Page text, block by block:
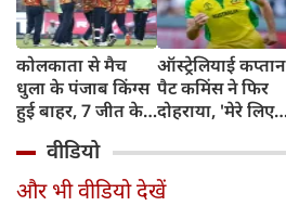
कोलकाता से मैच
धुला के पंजाब किंग्स
हुई बाहर, 7 जीत के
ऑस्ट्रेलियाई कप्तान
पैट कमिंस ने फिर
दोहराया, 'मेरे लिए
वीडियो
और भी वीडियो देखें